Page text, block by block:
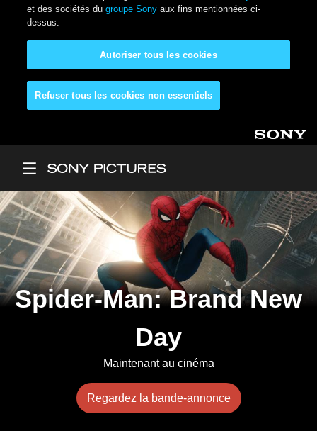
et des sociétés dugroupe Sony aux fins mentionnées ci-
dessus.
Refuser tous les cookies non essentiels
Autoriser tous les cookies
Spider-Man: Brand New
Day
Maintenant au cinéma
Regardez la bande-annonce